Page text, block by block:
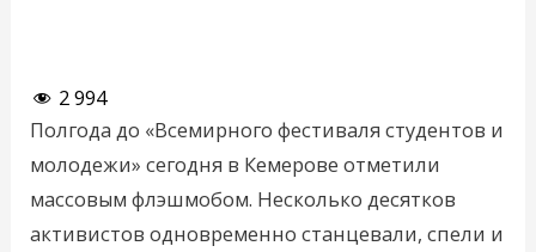
2 994
Полгода до «Всемирного фестиваля студентов и
молодежи» сегодня в Кемерове отметили
массовым флэшмобом. Несколько десятков
активистов одновременно станцевали, спели и